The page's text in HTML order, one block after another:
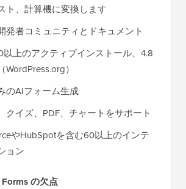
ト、計算機に変換します
発者コミュニティとドキュメント
上のアクティブインストール、4.8
WordPress.org）
のAIフォーム生成
クイズ、PDF、チャートをサポート
やHubSpotを含む60以上のインテ
ョン
の欠点